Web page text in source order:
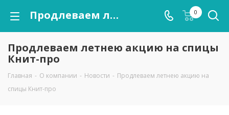
Продлеваем летнею акцию на спицы Книт-про 0
Продлеваем летнею акцию на спицы
Книт-про
Главная - О компании - Новости - Продлеваем летнею акцию на
спицы Книт-про